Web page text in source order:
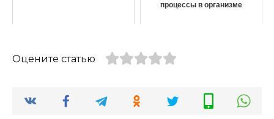
процессы в организме
Оцените статью